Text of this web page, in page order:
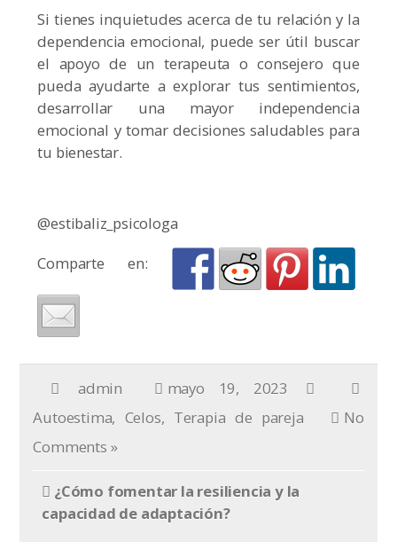
Si tienes inquietudes acerca de tu relación y la
dependencia emocional, puede ser útil buscar
el apoyo de un terapeuta o consejero que
pueda ayudarte a explorar tus sentimientos,
desarrollar una mayor independencia
emocional y tomar decisiones saludables para
tu bienestar.
@estibaliz_psicologa
Comparte en:
admin
mayo 19, 2023
Autoestima, Celos, Terapia de pareja
No
Comments »
¿Cómo fomentar la resiliencia y la
capacidad de adaptación?